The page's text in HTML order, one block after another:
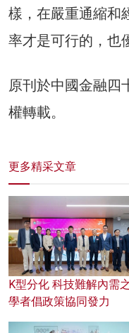
樣，在嚴重通縮和
率才是可行的，也
原刊於中國金融四
權轉載。
更多精采文章
K型分化 科技難解內需
學者倡政策協同發力